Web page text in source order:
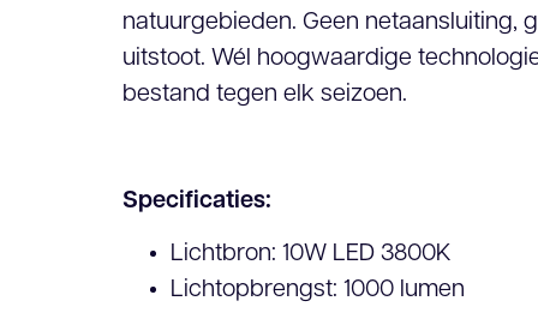
natuurgebieden. Geen netaansluiting,
uitstoot. Wél hoogwaardige
bestand tegen elk seizoen.
Specificaties:
Lichtbron: 10W LED 3800K
Lichtopbrengst: 1000 lumen